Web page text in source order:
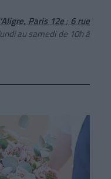
Paris 12e; 6 rue
au samedi de 10h à